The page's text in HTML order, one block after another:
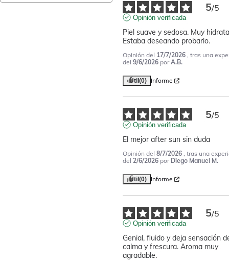
5/5
Opinión verificada
Piel suave y sedosa. Muy
Estaba deseando probarlo.
Opinión del 17/7/2026 , tras una
del 9/6/2026 porA.B.
Útil (0) Informe
5/5
Opinión verificada
El mejor after sun sin duda
Opinión del 8/7/2026 , tras una
del 2/6/2026 por Diego Manuel M.
Útil (0) Informe
5/5
Opinión verificada
Genial, fluido y deja sensación
calma y frescura. Aroma muy
agradable.